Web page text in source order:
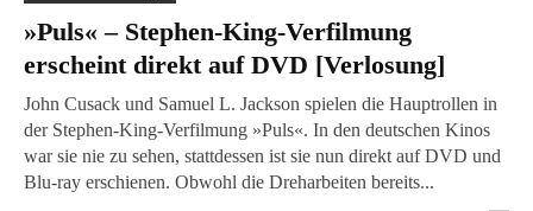
»Puls« – Stephen-King-Verfilmung
erscheint direkt auf DVD [Verlosung]
John Cusack und Samuel L. Jackson spielen die Hauptrollen in
der Stephen-King-Verfilmung »Puls«. In den deutschen Kinos
war sie nie zu sehen, stattdessen ist sie nun direkt auf DVD und
Blu-ray erschienen. Obwohl die Dreharbeiten bereits...